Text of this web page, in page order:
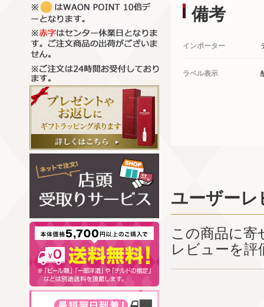
備考
インポーター
ラベル表示
ユーザーレ
この商品に
レビューを評